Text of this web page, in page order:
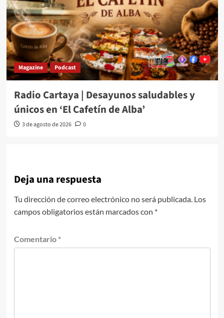
Magazine Podcast
Radio Cartaya | Desayunos saludables y
únicos en ‘El Cafetín de Alba’
3 de agosto de 2026 0
Deja una respuesta
Tu dirección de correo electrónico no será publicada. Los
campos obligatorios están marcados con *
Comentario *